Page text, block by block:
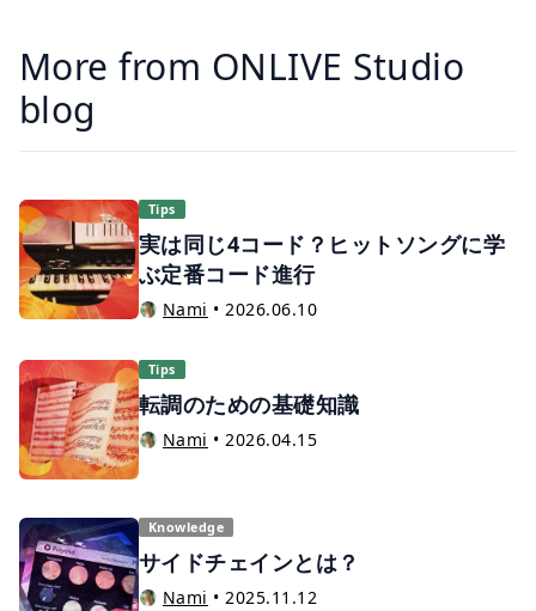
More from ONLIVE Studio
blog
Tips
実は同じ4コード？ヒットソングに学
ぶ定番コード進行
Nami • 2026.06.10
Tips
転調のための基礎知識
Nami • 2026.04.15
Knowledge
サイドチェインとは？
Nami • 2025.11.12